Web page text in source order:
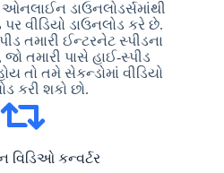
ઓનલાઈન ડાઉનલોડર્સમાંથી
વીડિયો ડાઉનલોડ કરે છે.
તમારી ઈન્ટરનેટ સ્પીડના
તમારી પાસે હાઈ-સ્પીડ
તો તમે સેકન્ડોમાં વીડિયો
કરી શકો છો.
કન્વર્ટર